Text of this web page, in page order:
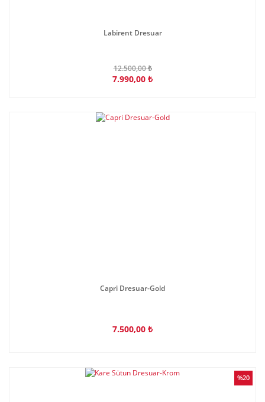
Labirent Dresuar
12.500,00 ₺
7.990,00 ₺
Capri Dresuar-Gold
7.500,00 ₺
%20